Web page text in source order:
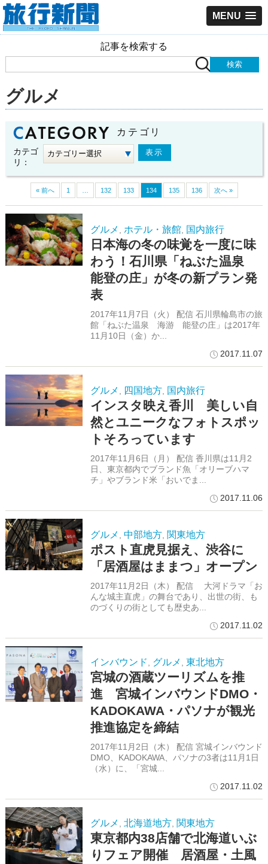
MENU
記事を検索する
グルメ
カテゴリ
カテゴ
リ：
« 前へ 1 132 133 134 135 136 次へ »
グルメ , ホテル・旅館, 国内旅行
日本海の冬の味覚を一度に味
わう！石川県「ねぶた温泉
能登の庄」が冬の新プラン発
表
2017年11月7日（火） 配信 石川県輪島市の旅
館「ねぶた温泉 海游 能登の庄」は2017年
11月10日（金）か...
2017.11.07
グルメ , 四国地方, 国内旅行
インスタ映え香川 美しい自
然とユニークなフォトスポッ
トそろっています
2017年11月6日（月） 配信 香川県は11月2
日、東京都内でブランド魚「オリーブハマ
チ」やブランド米「おいでま...
2017.11.06
グルメ , 中部地方, 関東地方
ポスト直虎見据え、渋谷に
「居酒屋はままつ」オープン
2017年11月2日（木） 配信 大河ドラマ「お
んな城主直虎」の舞台であり、出世の街、も
のづくりの街としても歴史あ...
2017.11.02
インバウンド, グルメ , 東北地方
宮城の酒蔵ツーリズムを推
進 宮城インバウンドDMO・
KADOKAWA・パソナが観光
推進協定を締結
2017年11月2日（木） 配信 宮城インバウンド
DMO、KADOKAWA、パソナの3者は11月1日
（水）に、「宮城...
2017.11.02
グルメ , 北海道地方, 関東地方
東京都内38店舗で北海道いぶ
りフェア開催 居酒屋・土風